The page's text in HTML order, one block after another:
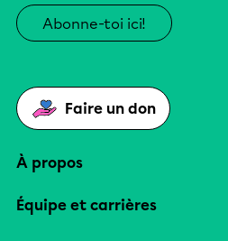
Abonne-toi ici!
Faire un don
À propos
Équipe et carrières